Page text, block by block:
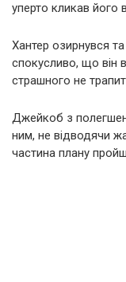
уперто кликав його
Хантер озирнувся
спокусливо, що він
страшного не
Джейкоб з
ним, не відводячи
частина плану